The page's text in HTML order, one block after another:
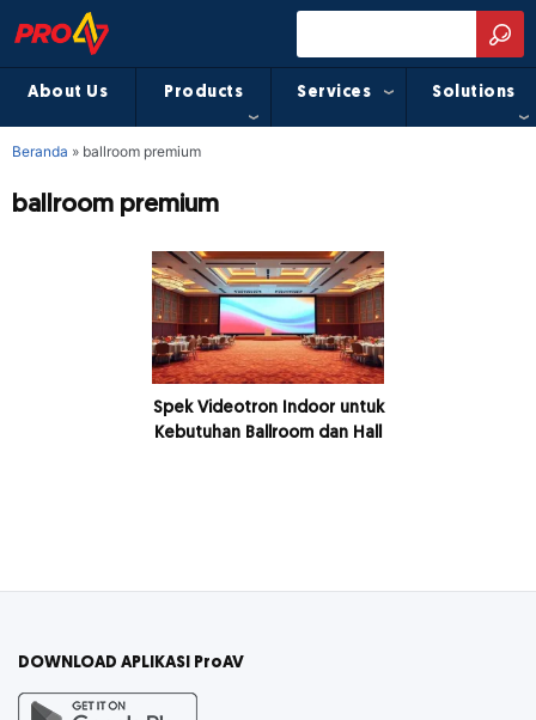
About Us Products Services Solutions
Beranda » ballroom premium
ballroom premium
Spek Videotron Indoor untuk
Kebutuhan Ballroom dan Hall
DOWNLOAD APLIKASI ProAV